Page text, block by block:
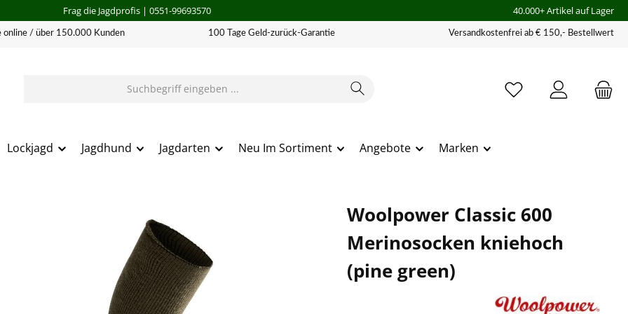
Frag die Jagdprofis| 0551-99693570 40.000+ Artikel auf Lager
online / über 150.000 Kunden 100 Tage Geld-zurück-Garantie Versandkostenfrei ab € 150,- Bestellwert
Lockjagd Jagdhund Jagdarten Neu Im Sortiment Angebote Marken
Woolpower Classic 600
Merinosocken kniehoch
(pine green)